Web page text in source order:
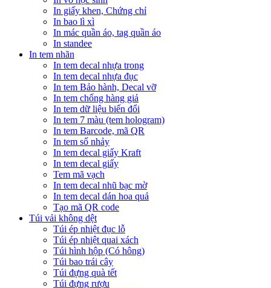
In giấy khen, Chứng chỉ
In bao lì xì
In mác quần áo, tag quần áo
In standee
In tem nhãn
In tem decal nhựa trong
In tem decal nhựa đục
In tem Bảo hành, Decal vỡ
In tem chống hàng giả
In tem dữ liệu biến đổi
In tem 7 màu (tem hologram)
In tem Barcode, mã QR
In tem số nhảy
In tem decal giấy Kraft
In tem decal giấy
Tem mã vạch
In tem decal nhũ bạc mờ
In tem decal dán hoa quả
Tạo mã QR code
Túi vải không dệt
Túi ép nhiệt đục lỗ
Túi ép nhiệt quai xách
Túi hình hộp (Có hông)
Túi bao trái cây
Túi đựng quà tết
Túi đựng rượu